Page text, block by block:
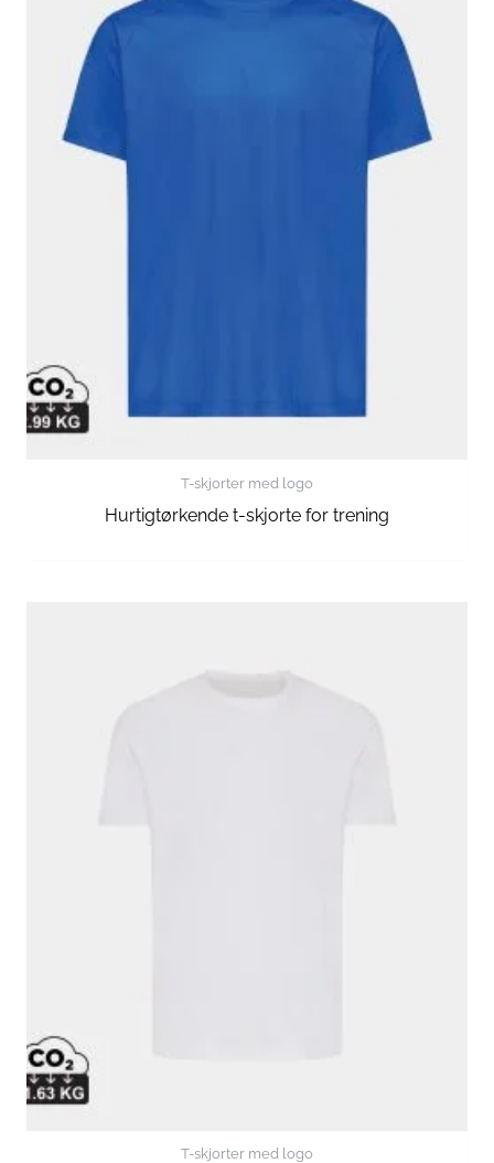
T-skjorter med logo
Hurtigtørkende t-skjorte for trening
T-skjorter med logo